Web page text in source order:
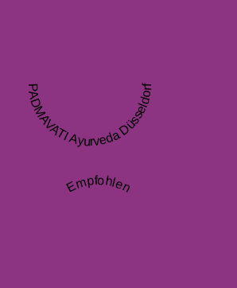
PADMAVATI Ayurveda Düsseldorf
Empfohlen